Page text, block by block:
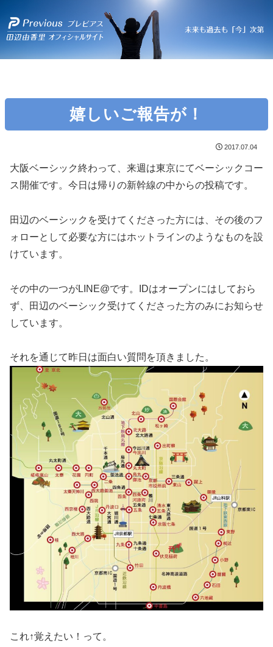
嬉しいご報告が！
2017.07.04
大阪ベーシック終わって、来週は東京にてベーシックコー
ス開催です。今日は帰りの新幹線の中からの投稿です。
田辺のベーシックを受けてくださった方には、その後のフ
ォローとして必要な方にはホットラインのようなものを設
けています。
その中の一つがLINE@です。IDはオープンにはしておら
ず、田辺のベーシック受けてくださった方のみにお知らせ
しています。
それを通じて昨日は面白い質問を頂きました。
これ↑覚えたい！って。